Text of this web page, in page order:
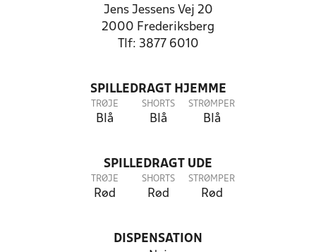
Jens Jessens Vej 20
2000 Frederiksberg
Tlf: 3877 6010
SPILLEDRAGT HJEMME
TRØJE
Blå
SHORTS
Blå
STRØMPER
Blå
SPILLEDRAGT UDE
TRØJE
Rød
SHORTS
Rød
STRØMPER
Rød
DISPENSATION